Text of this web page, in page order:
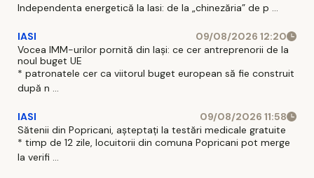
Independenta energetică la Iasi: de la „chinezăria” de p ...
IASI
09/08/2026 12:20
Vocea IMM-urilor pornită din Iași: ce cer antreprenorii de la
noul buget UE
* patronatele cer ca viitorul buget european să fie construit
după n ...
IASI
09/08/2026 11:58
Sătenii din Popricani, așteptați la testări medicale gratuite
* timp de 12 zile, locuitorii din comuna Popricani pot merge
la verifi ...